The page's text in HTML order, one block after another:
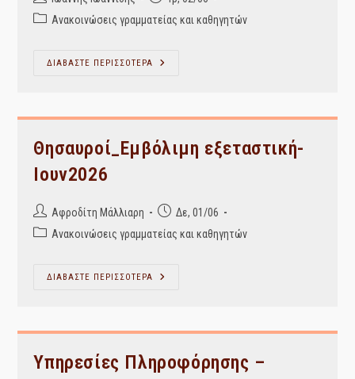
author:
published:
PostΑνακοινώσεις γραμματείας και καθηγητών
ΔΙΑΒΑΣΤΕ ΠΕΡΙΣΣΟΤΕΡΑ
Ταξινομικά
Μάθημα
Την
Α’
3-
6-
2026
Θησαυροί_Εμβόλιμη εξεταστική-
Ιουν2026
Post
author:
Αφροδίτη Μάλλιαρη
Post
published:
Δε, 01/06
PostΑνακοινώσεις γραμματείας και καθηγητών
ΔΙΑΒΑΣΤΕ ΠΕΡΙΣΣΟΤΕΡΑ
Θησαυροί_Εμβόλιμη
Υπηρεσίες Πληροφόρησης –